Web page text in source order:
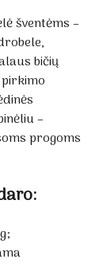
šventėms –
bičių
–
progoms